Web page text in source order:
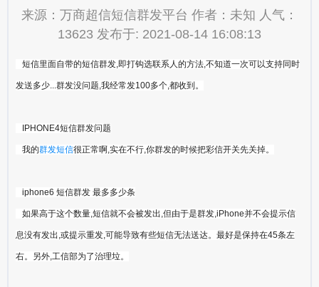
来源：万商超信短信群发平台 作者：未知 人气：
13623 发布于: 2021-08-14 16:08:13
短信里面自带的短信群发,即打钩选联系人的方法,不知道一次可以支持同时
发送多少...群发没问题,我经常发100多个,都收到。
IPHONE4短信群发问题
我的群发短信很正常啊,实在不行,你群发的时候把彩信开关先关掉。
iphone6 短信群发 最多多少条
如果高于这个数量,短信就不会被发出,但由于是群发,iPhone并不会提示信
息没有发出,或提示重发,可能导致有些短信无法送达。最好是保持在45条左
右。另外,工信部为了治理垃。